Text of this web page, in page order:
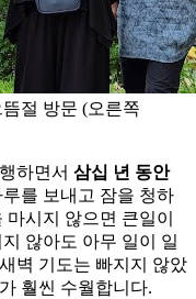
절 방문 (오른쪽
하면서 삼십 년 동안
를 보내고 잠을 청하
시지 않으면 큰일이
않아도 아무 일이 일
벽 기도는 빠지지 않았
훨씬 수월합니다.